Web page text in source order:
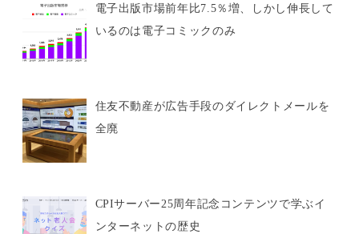
電子出版市場前年比7.5％増、しかし伸長して
いるのは電子コミックのみ
住友不動産が広告手段のダイレクトメールを
全廃
CPIサーバー25周年記念コンテンツで学ぶイ
ンターネットの歴史